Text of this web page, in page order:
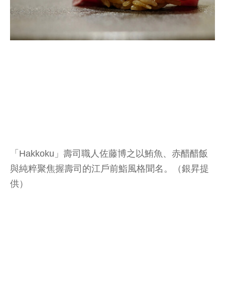
「Hakkoku」壽司職人佐藤博之以鮪魚、赤醋醋飯
與純粹聚焦握壽司的江戶前鮨風格聞名。（銀昇提
供）